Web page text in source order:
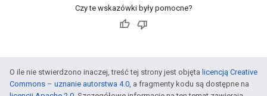
Czy te wskazówki były pomocne?
O ile nie stwierdzono inaczej, treść tej strony jest objęta licencją Creative
Commons – uznanie autorstwa 4.0, a fragmenty kodu są dostępne na